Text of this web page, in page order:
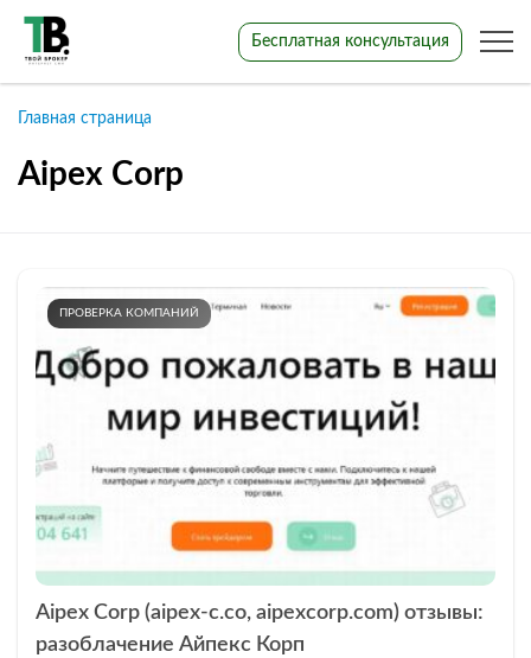
Бесплатная консультация
Главная страница
Aipex Corp
ПРОВЕРКА КОМПАНИЙ
Aipex Corp (aipex-c.co, aipexcorp.com) отзывы:
разоблачение Айпекс Корп